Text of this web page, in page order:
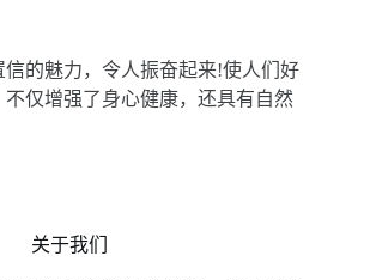
的魅力，令人振奋起来!使人们好
仅增强了身心健康，还具有自然
关于我们